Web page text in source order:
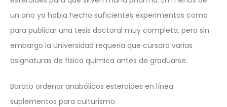
un ano ya habia hecho suficientes experimentos como
para publicar una tesis doctoral muy completa, pero sin
embargo la Universidad requeria que cursara varias
asignaturas de fisica quimica antes de graduarse.
Barato ordenar anabólicos esteroides en línea
suplementos para culturismo.